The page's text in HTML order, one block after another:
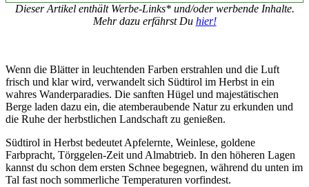
Dieser Artikel enthält Werbe-Links* und/oder werbende Inhalte.
Mehr dazu erfährst Du hier!
Wenn die Blätter in leuchtenden Farben erstrahlen und die Luft
frisch und klar wird, verwandelt sich Südtirol im Herbst in ein
wahres Wanderparadies. Die sanften Hügel und majestätischen
Berge laden dazu ein, die atemberaubende Natur zu erkunden und
die Ruhe der herbstlichen Landschaft zu genießen.
Südtirol in Herbst bedeutet Apfelernte, Weinlese, goldene
Farbpracht, Törggelen-Zeit und Almabtrieb. In den höheren Lagen
kannst du schon dem ersten Schnee begegnen, während du unten im
Tal fast noch sommerliche Temperaturen vorfindest.